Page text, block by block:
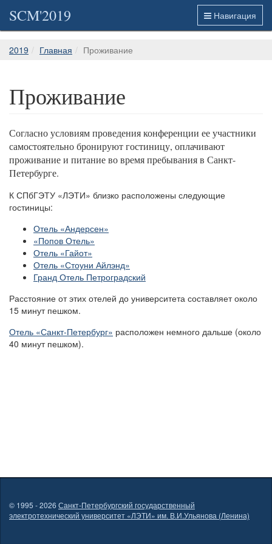
Навигация
SCM'2019
2019 Главная Проживание
Проживание
Согласно условиям проведения конференции ее участники
самостоятельно бронируют гостиницу, оплачивают
проживание и питание во время пребывания в Санкт-
Петербурге.
К СПбГЭТУ «ЛЭТИ» близко расположены следующие
гостиницы:
Отель «Андерсен»
«Попов Отель»
Отель «Гайот»
Отель «Стоуни Айлэнд»
Гранд Отель Петроградский
Расстояние от этих отелей до университета составляет около
15 минут пешком.
Отель «Санкт-Петербург» расположен немного дальше (около
40 минут пешком).
© 1995 - 2026 Санкт-Петербургский государственный
электротехнический университет «ЛЭТИ» им. В.И.Ульянова (Ленина)